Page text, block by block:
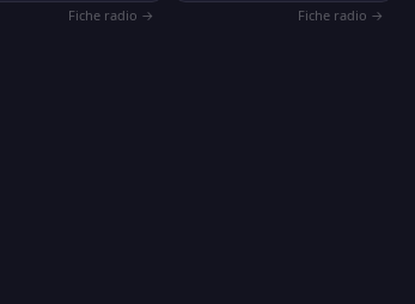
Fiche radio → Fiche radio →